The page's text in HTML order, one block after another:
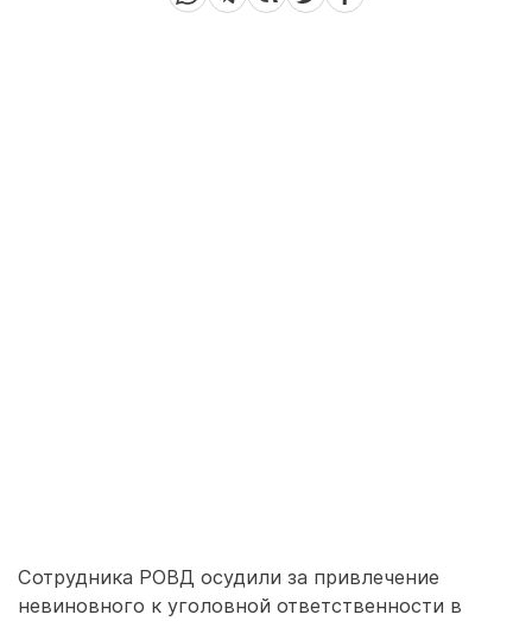
Сотрудника РОВД осудили за привлечение
невиновного к уголовной ответственности в